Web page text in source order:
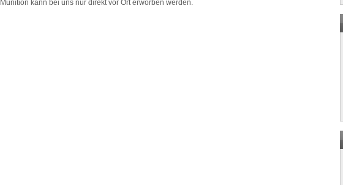
Munition kann bei uns nur direkt vor Ort erworben werden.